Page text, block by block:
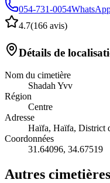
054-731-0054
4.7(166 avis)
Détails de
Nom du cimetière
Shadah Yvv
Région
Centre
Adresse
Haïfa, Haïfa, District
Coordonnées
31.64096, 34.67519
Autres